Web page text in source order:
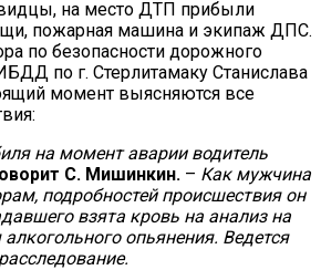
на место ДТП прибыли
пожарная машина и экипаж ДПС.
по безопасности дорожного
по г. Стерлитамаку Станислава
момент выясняются все
на момент аварии водитель
С. Мишинкин. – Как мужчина
подробностей происшествия он
взята кровь на анализ на
опьянения. Ведется